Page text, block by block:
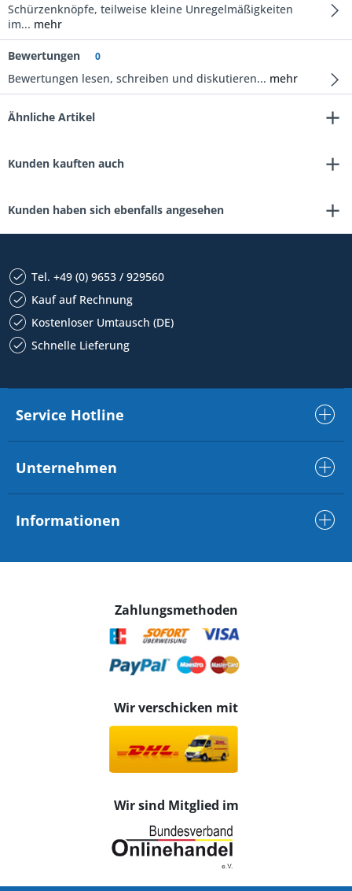
Schürzenknöpfe, teilweise kleine Unregelmäßigkeiten
im... mehr
Bewertungen 0
Bewertungen lesen, schreiben und diskutieren... mehr
Ähnliche Artikel
Kunden kauften auch
Kunden haben sich ebenfalls angesehen
Tel. +49 (0) 9653 / 929560
Kauf auf Rechnung
Kostenloser Umtausch (DE)
Schnelle Lieferung
Service Hotline
Unternehmen
Informationen
Zahlungsmethoden
Wir verschicken mit
Wir sind Mitglied im